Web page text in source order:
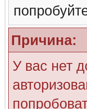
Причина:
У вас нет